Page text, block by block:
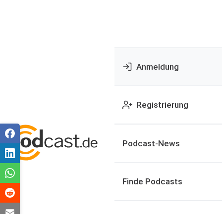
Anmeldung
Registrierung
Podcast-News
Finde Podcasts